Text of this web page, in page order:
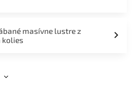
masívne lustre z
kolies